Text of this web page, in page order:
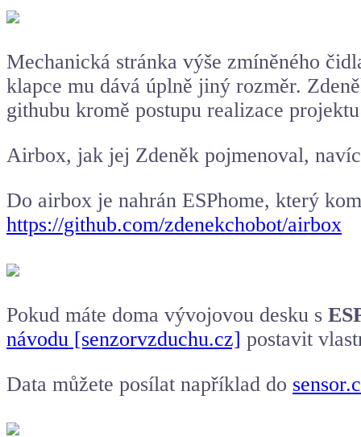
Mechanická stránka výše zmíněného
klapce mu dává úplně jiný rozměr.
githubu kromě postupu realizace
Airbox, jak jej Zdeněk pojmenoval,
Do airbox je nahrán ESPhome, který
https://github.com/zdenekchobot/airbox
Pokud máte doma vývojovou desku s
návodu [senzorvzduchu.cz] postavit
Data můžete posílat například do